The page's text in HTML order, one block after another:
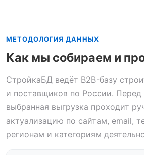
МЕТОДОЛОГИЯ ДАННЫХ
Как мы собираем и
СтройкаБД ведёт B2B-базу
и поставщиков по России. Перед
выбранная выгрузка проходит
актуализацию по сайтам, email,
регионам и категориям